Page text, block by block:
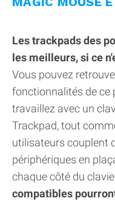
Les trackpads des
les meilleurs, si ce
Vous pouvez
fonctionnalités de ce
travaillez avec un
Trackpad, tout
utilisateurs couplent
périphériques en
chaque côté du
compatibles